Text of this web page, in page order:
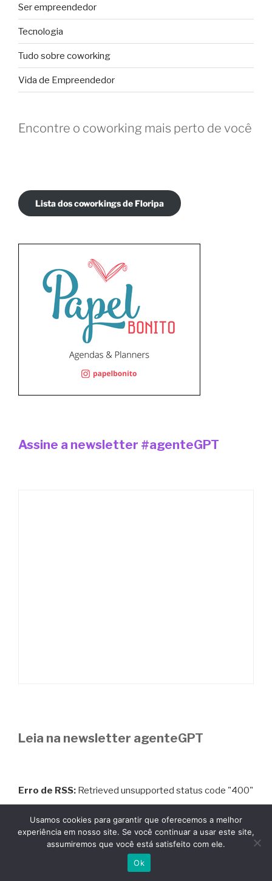
Ser empreendedor
Tecnologia
Tudo sobre coworking
Vida de Empreendedor
Encontre o coworking mais perto de você
Lista dos coworkings de Floripa
Assine a newsletter #agenteGPT
Leia na newsletter agenteGPT
Erro de RSS: Retrieved unsupported status code "400"
Usamos cookies para garantir que oferecemos a melhor
experiência em nosso site. Se você continuar a usar este site,
assumiremos que você está satisfeito com ele.
Ok